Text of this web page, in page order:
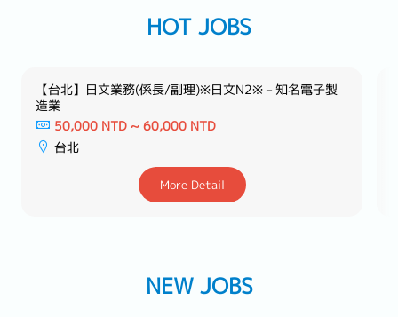
HOT JOBS
【台北】日文業務(係長/副理)※日文N2※－知名電子製
造業
50,000 NTD ~ 60,000 NTD
台北
More Detail
NEW JOBS